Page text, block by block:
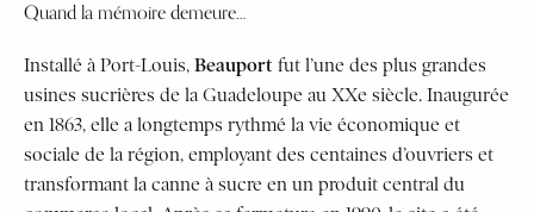
Quand la mémoire demeure…
Installé à Port-Louis, Beauport fut l’une des plus grandes
usines sucrières de la Guadeloupe au XXe siècle. Inaugurée
en 1863, elle a longtemps rythmé la vie économique et
sociale de la région, employant des centaines d’ouvriers et
transformant la canne à sucre en un produit central du